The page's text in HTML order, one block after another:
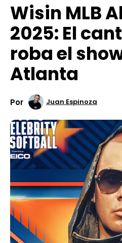
Wisin MLB
2025: El
roba el
Atlanta
Por Juan Espinoza